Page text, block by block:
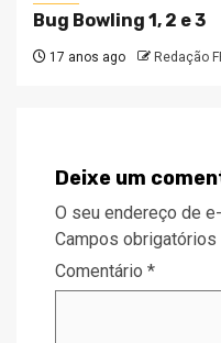
Bug Bowling 1, 2 e 3
17 anos ago Redação
Deixe um
O seu endereço de
Campos
Comentário *